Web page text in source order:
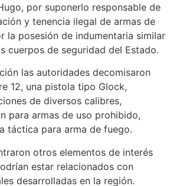
por suponerlo responsable de
y tenencia ilegal de armas de
la posesión de indumentaria similar
cuerpos de seguridad del Estado.
las autoridades decomisaron
12, una pistola tipo Glock,
de diversos calibres,
para armas de uso prohibido,
táctica para arma de fuego.
otros elementos de interés
estar relacionados con
desarrolladas en la región.